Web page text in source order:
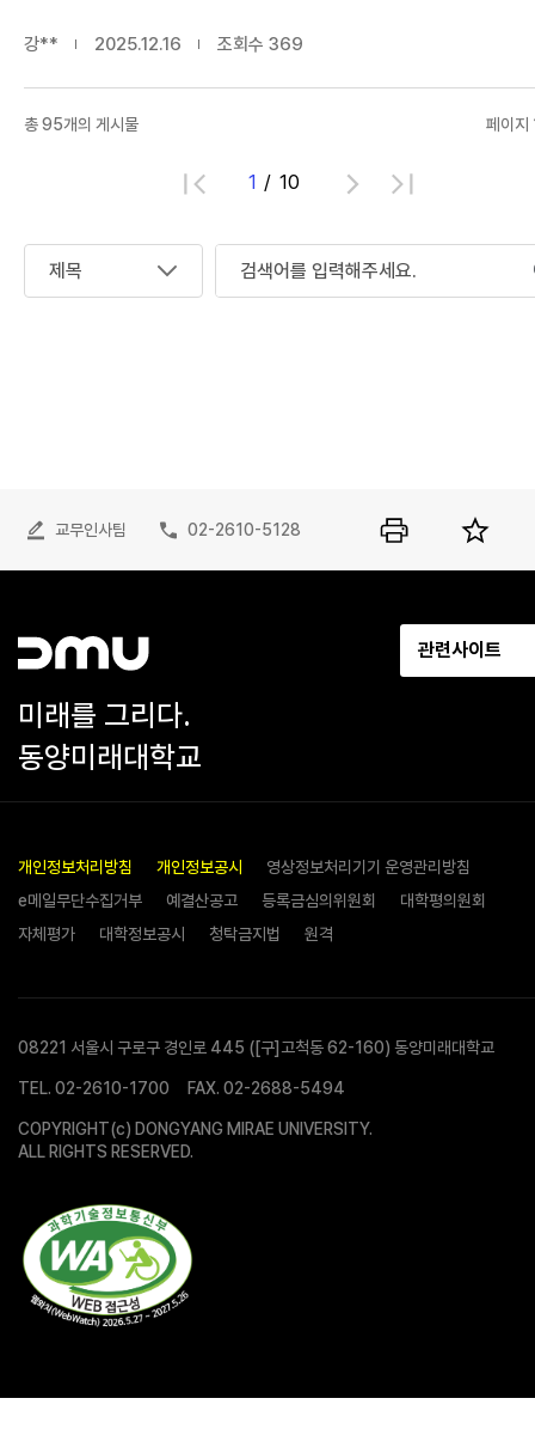
강** 2025.12.16 조회수 369
1 10
총95개의 게시물 페이지
교무인사팀 02-2610-5128
미래를 그리다.
동양미래대학교
관련사이트
개인정보처리방침 개인정보공시
영상정보처리기기 운영관리방침
e메일무단수집거부
예결산공고 등록금심의위원회
대학평의원회
자체평가
대학정보공시 청탁금지법 원격
08221 서울시 구로구 경인로 445 ([구]고척동 62-160) 동양미래대학교
TEL. 02-2610-1700 FAX. 02-2688-5494
COPYRIGHT(c) DONGYANG MIRAE UNIVERSITY.
ALL RIGHTS RESERVED.